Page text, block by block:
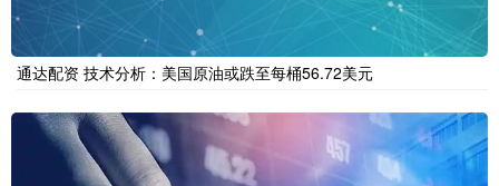
通达配资 技术分析：美国原油或跌至每桶56.72美元